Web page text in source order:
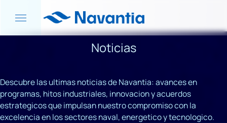
Noticias
Descubre las ultimas noticias de Navantia: avances en
programas, hitos industriales, innovacion y acuerdos
estrategicos que impulsan nuestro compromiso con la
excelencia en los sectores naval, energetico y tecnologico.